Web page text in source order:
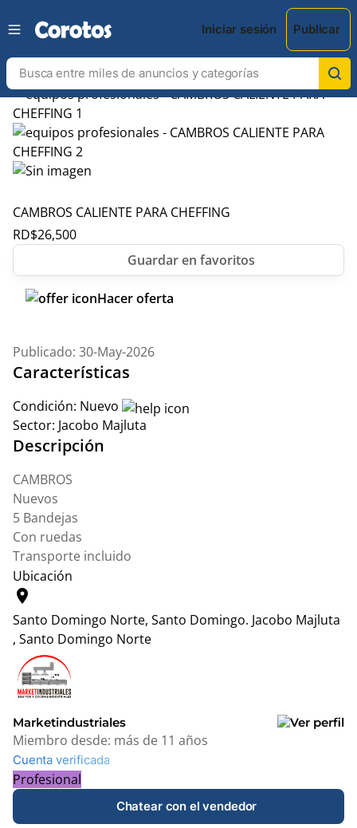
Iniciar sesión Publicar
CAMBROS CALIENTE PARA CHEFFING
RD$26,500
Hacer oferta
Publicado: 30-May-2026
Características
Condición: Nuevo
Sector: Jacobo Majluta
Descripción
CAMBROS
Nuevos
5 Bandejas
Con ruedas
Transporte incluido
Ubicación
location_on
Santo Domingo Norte, Santo Domingo. Jacobo Majluta
, Santo Domingo Norte
+
−
Marketindustriales
Miembro desde: más de 11 años
Cuenta verificada
Profesional
Chatear con el vendedor